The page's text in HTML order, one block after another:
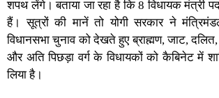
शपथ लेंगे। बताया जा रहा है कि 8 विधायक मंत्री
हैं। सूत्रों की मानें तो योगी सरकार ने
विधानसभा चुनाव को देखते हुए ब्राह्मण, जाट, दलित,
और अति पिछड़ा वर्ग के विधायकों को कैबिनेट में
लिया है।